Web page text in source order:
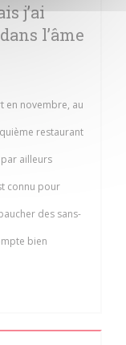
j’ai
l’âme
en novembre, au
restaurant
ailleurs
connu pour
des sans-
bien